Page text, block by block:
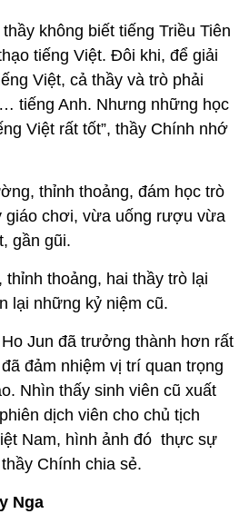
không biết tiếng Triều Tiên
tiếng Việt. Đôi khi, để giải
Việt, cả thầy và trò phải
tiếng Anh. Nhưng những học
Việt rất tốt”, thầy Chính nhớ
thỉnh thoảng, đám học trò
giáo chơi, vừa uống rượu vừa
gần gũi.
thoảng, hai thầy trò lại
lại những kỷ niệm cũ.
Jun đã trưởng thành hơn rất
đảm nhiệm vị trí quan trọng
Nhìn thấy sinh viên cũ xuất
dịch viên cho chủ tịch
Nam, hình ảnh đó thực sự
Chính chia sẻ.
Nga